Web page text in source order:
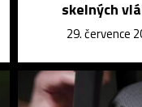
skelných
29. července